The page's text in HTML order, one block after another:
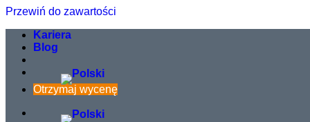
Przewiń do zawartości
Kariera
Blog
Otrzymaj wycenę